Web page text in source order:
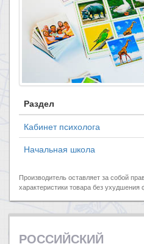
Раздел
Кабинет психолога
Начальная школа
Производитель оставляет за собой
характеристики товара без ухудшения
РОССИЙСКИЙ